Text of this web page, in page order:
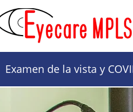
Examen de la vista y